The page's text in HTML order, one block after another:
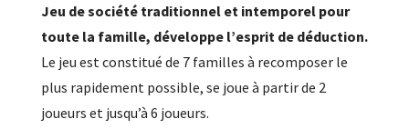
Jeu de société traditionnel et intemporel pour
toute la famille, développe l’esprit de déduction.
Le jeu est constitué de 7 familles à recomposer le
plus rapidement possible, se joue à partir de 2
joueurs et jusqu’à 6 joueurs.